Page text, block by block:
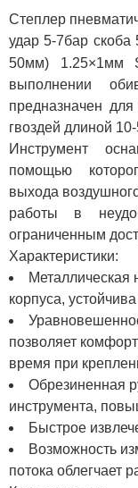
Степлер
удар 5-7бар
50мм) 1.25×1мм
выполнении
предназначен
гвоздей длиной
Инструмент
помощью
выхода
работы в
ограниченным
Характеристики:
Металлическая
корпуса,
позволяет
время при
Обрезиненная
инструмента,
Быстрое
Возможность
потока облегчает